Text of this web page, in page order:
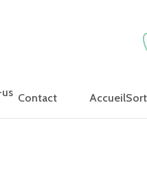
Contact Accueil